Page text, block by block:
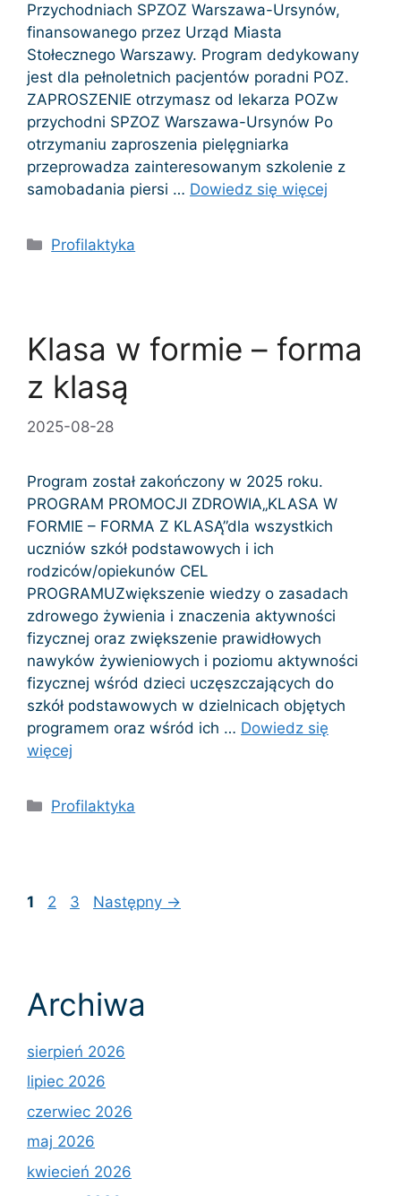
Przychodniach SPZOZ Warszawa-Ursynów,
finansowanego przez Urząd Miasta
Stołecznego Warszawy. Program dedykowany
jest dla pełnoletnich pacjentów poradni POZ.
ZAPROSZENIE otrzymasz od lekarza POZw
przychodni SPZOZ Warszawa-Ursynów Po
otrzymaniu zaproszenia pielęgniarka
przeprowadza zainteresowanym szkolenie z
samobadania piersi … Dowiedz się więcej
Kategorie
Profilaktyka
Klasa w formie – forma
z klasą
2025-08-28
Program został zakończony w 2025 roku.
PROGRAM PROMOCJI ZDROWIA„KLASA W
FORMIE – FORMA Z KLASĄ”dla wszystkich
uczniów szkół podstawowych i ich
rodziców/opiekunów CEL
PROGRAMUZwiększenie wiedzy o zasadach
zdrowego żywienia i znaczenia aktywności
fizycznej oraz zwiększenie prawidłowych
nawyków żywieniowych i poziomu aktywności
fizycznej wśród dzieci uczęszczających do
szkół podstawowych w dzielnicach objętych
programem oraz wśród ich … Dowiedz się
więcej
Kategorie
Profilaktyka
Page
1 Page
2 Page
3 Następny →
Archiwa
sierpień 2026
lipiec 2026
czerwiec 2026
maj 2026
kwiecień 2026